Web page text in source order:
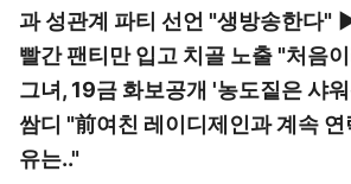
과 성관계 파티 선언 "생방송한다"
빨간 팬티만 입고 치골 노출 "처음
그녀, 19금 화보공개 '농도짙은 샤
쌈디 "前여친 레이디제인과 계속 연
유는.."